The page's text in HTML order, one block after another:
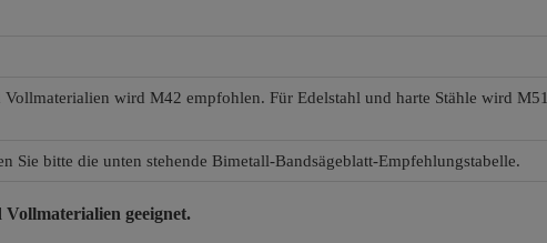
wird M42 empfohlen. Für Edelstahl und harte Stähle wird M51
Sie bitte die unten stehende Bimetall-Bandsägeblatt-Empfehlungstabelle.
geeignet.